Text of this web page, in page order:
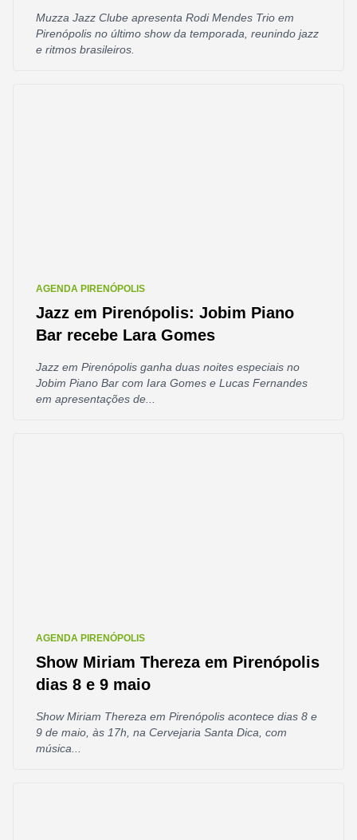
Muzza Jazz Clube apresenta Rodi Mendes Trio em
Pirenópolis no último show da temporada, reunindo jazz
e ritmos brasileiros.
AGENDA PIRENÓPOLIS
Jazz em Pirenópolis: Jobim Piano
Bar recebe Lara Gomes
Jazz em Pirenópolis ganha duas noites especiais no
Jobim Piano Bar com Iara Gomes e Lucas Fernandes
em apresentações de...
AGENDA PIRENÓPOLIS
Show Miriam Thereza em Pirenópolis
dias 8 e 9 maio
Show Miriam Thereza em Pirenópolis acontece dias 8 e
9 de maio, às 17h, na Cervejaria Santa Dica, com
música...